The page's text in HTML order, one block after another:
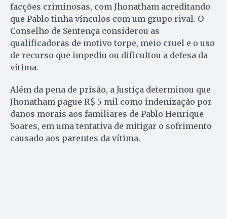
facções criminosas, com Jhonatham acreditando
que Pablo tinha vínculos com um grupo rival. O
Conselho de Sentença considerou as
qualificadoras de motivo torpe, meio cruel e o uso
de recurso que impediu ou dificultou a defesa da
vítima.
Além da pena de prisão, a Justiça determinou que
Jhonatham pague R$ 5 mil como indenização por
danos morais aos familiares de Pablo Henrique
Soares, em uma tentativa de mitigar o sofrimento
causado aos parentes da vítima.